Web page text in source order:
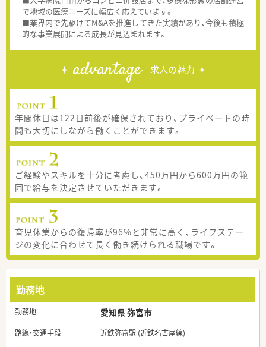
で地域の医療ニーズに幅広く応えています。
■業界内で先駆けてM&Aを推進してきた実績があり、今後も積極
的な事業展開による成長が見込まれます。
advantage 求人の魅力
年間休日は122日前後が確保されており、プライベートの時
間も大切にしながら働くことができます。
ご経験やスキルを十分に考慮し、450万円から600万円の範
囲で給与を決定させていただきます。
育児休業からの復帰率が96%と非常に高く、ライフステー
ジの変化に合わせて長く働き続けられる職場です。
勤務地
勤務地 愛知県 弥富市
路線・交通手段
近鉄弥富駅 (近鉄名古屋線)